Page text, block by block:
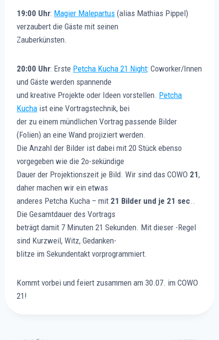
19:00 Uhr: Magier Malepartus (alias Mathias Pippel)
verzaubert die Gäste mit seinen
Zauberkünsten.
20:00 Uhr: Erste Petcha Kucha 21 Night: Coworker/Innen
und Gäste werden spannende
und kreative Projekte oder Ideen vorstellen. Petcha
Kucha ist eine Vortragstechnik, bei
der zu einem mündlichen Vortrag passende Bilder
(Folien) an eine Wand projiziert werden.
Die Anzahl der Bilder ist dabei mit 20 Stück ebenso
vorgegeben wie die 2o-sekündige
Dauer der Projektionszeit je Bild. Wir sind das COWO 21,
daher machen wir ein etwas
anderes Petcha Kucha – mit 21 Bilder und je 21 sec..
Die Gesamtdauer des Vortrags
beträgt damit 7 Minuten 21 Sekunden. Mit dieser -Regel
sind Kurzweil, Witz, Gedanken-
blitze im Sekundentakt vorprogrammiert.
Kommt vorbei und feiert zusammen am 30.07. im COWO
21!